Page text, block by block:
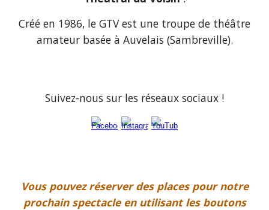
Créé en 1986, le GTV est une troupe de théâtre
amateur basée à Auvelais (Sambreville).
Suivez-nous sur les réseaux sociaux !
Vous pouvez réserver des places pour notre
prochain spectacle en utilisant les boutons